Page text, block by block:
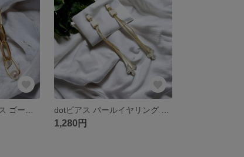
1,280円